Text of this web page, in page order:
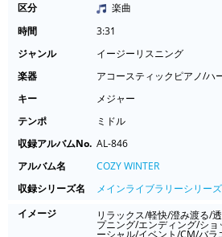
区分
楽曲
時間
3:31
ジャンル
イージーリスニング
楽器
アコースティックピアノ/ハ
キー
メジャー
テンポ
ミドル
収録アルバムNo. AL-846
アルバム名
COZY WINTER
収録シリーズ名
メインライブラリーシリーズ
イメージ
リラックス/軽快/澄み渡る/
プニング/エンディング/シ